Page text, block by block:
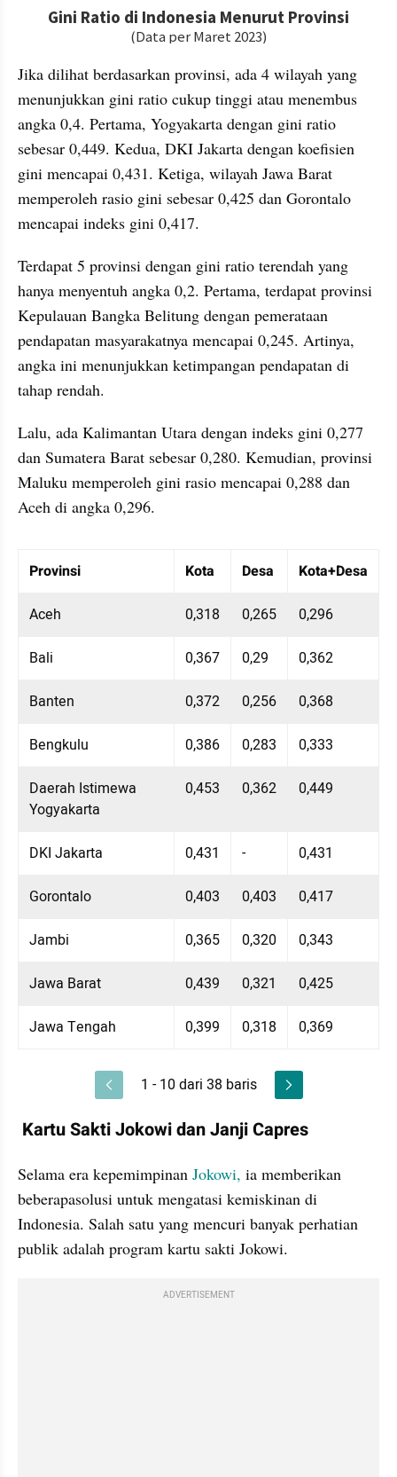
embed from external kumparan
Jika dilihat berdasarkan provinsi, ada 4 wilayah yang
menunjukkan gini ratio cukup tinggi atau menembus
angka 0,4. Pertama, Yogyakarta dengan gini ratio
sebesar 0,449. Kedua, DKI Jakarta dengan koefisien
gini mencapai 0,431. Ketiga, wilayah Jawa Barat
memperoleh rasio gini sebesar 0,425 dan Gorontalo
mencapai indeks gini 0,417.
Terdapat 5 provinsi dengan gini ratio terendah yang
hanya menyentuh angka 0,2. Pertama, terdapat provinsi
Kepulauan Bangka Belitung dengan pemerataan
pendapatan masyarakatnya mencapai 0,245. Artinya,
angka ini menunjukkan ketimpangan pendapatan di
tahap rendah.
Lalu, ada Kalimantan Utara dengan indeks gini 0,277
dan Sumatera Barat sebesar 0,280. Kemudian, provinsi
Maluku memperoleh gini rasio mencapai 0,288 dan
Aceh di angka 0,296.
Provinsi Kota Desa Kota+Desa
Aceh 0,318 0,265 0,296
Bali 0,367 0,29 0,362
Banten 0,372 0,256 0,368
Bengkulu 0,386 0,283 0,333
Daerah Istimewa
Yogyakarta
0,453 0,362 0,449
DKI Jakarta 0,431 - 0,431
Gorontalo 0,403 0,403 0,417
Jambi 0,365 0,320 0,343
Jawa Barat 0,439 0,321 0,425
Jawa Tengah 0,399 0,318 0,369
1 - 10 dari 38 baris
Kartu Sakti Jokowi dan Janji Capres
Selama era kepemimpinan Jokowi, ia memberikan
beberapasolusi untuk mengatasi kemiskinan di
Indonesia. Salah satu yang mencuri banyak perhatian
publik adalah program kartu sakti Jokowi.
ADVERTISEMENT